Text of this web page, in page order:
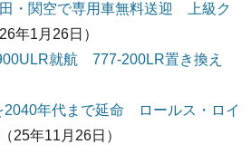
・関空で専用車無料送迎 上級ク
26年1月26日）
就航 777-200LR置き換え
2040年代まで延命 ロールス・ロイ
（25年11月26日）